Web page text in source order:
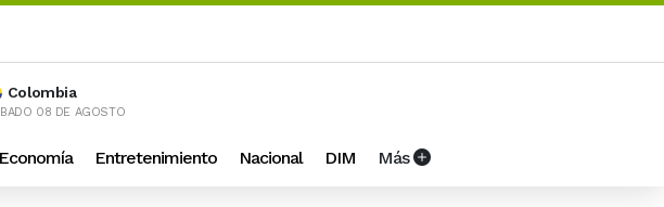
Colombia
08 DE AGOSTO
Economía Entretenimiento Nacional DIM Más